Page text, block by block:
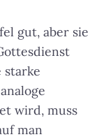
gut, aber sie
starke
wird, muss
man